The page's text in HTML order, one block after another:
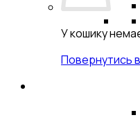
У кошику
Повернутись